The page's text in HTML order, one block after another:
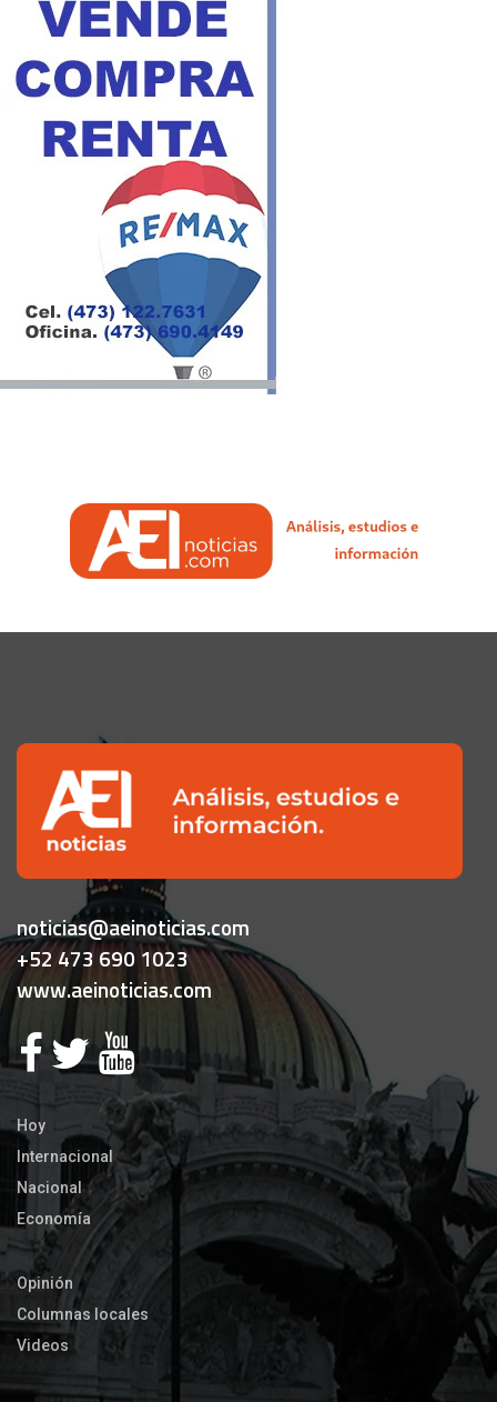
noticias@aeinoticias.com
+52 473 690 1023
www.aeinoticias.com
Hoy
Internacional
Nacional
Economía
Opinión
Columnas locales
Videos